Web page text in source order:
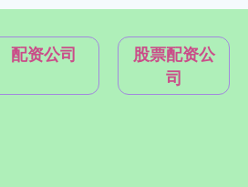
配资公司
股票配资公
司